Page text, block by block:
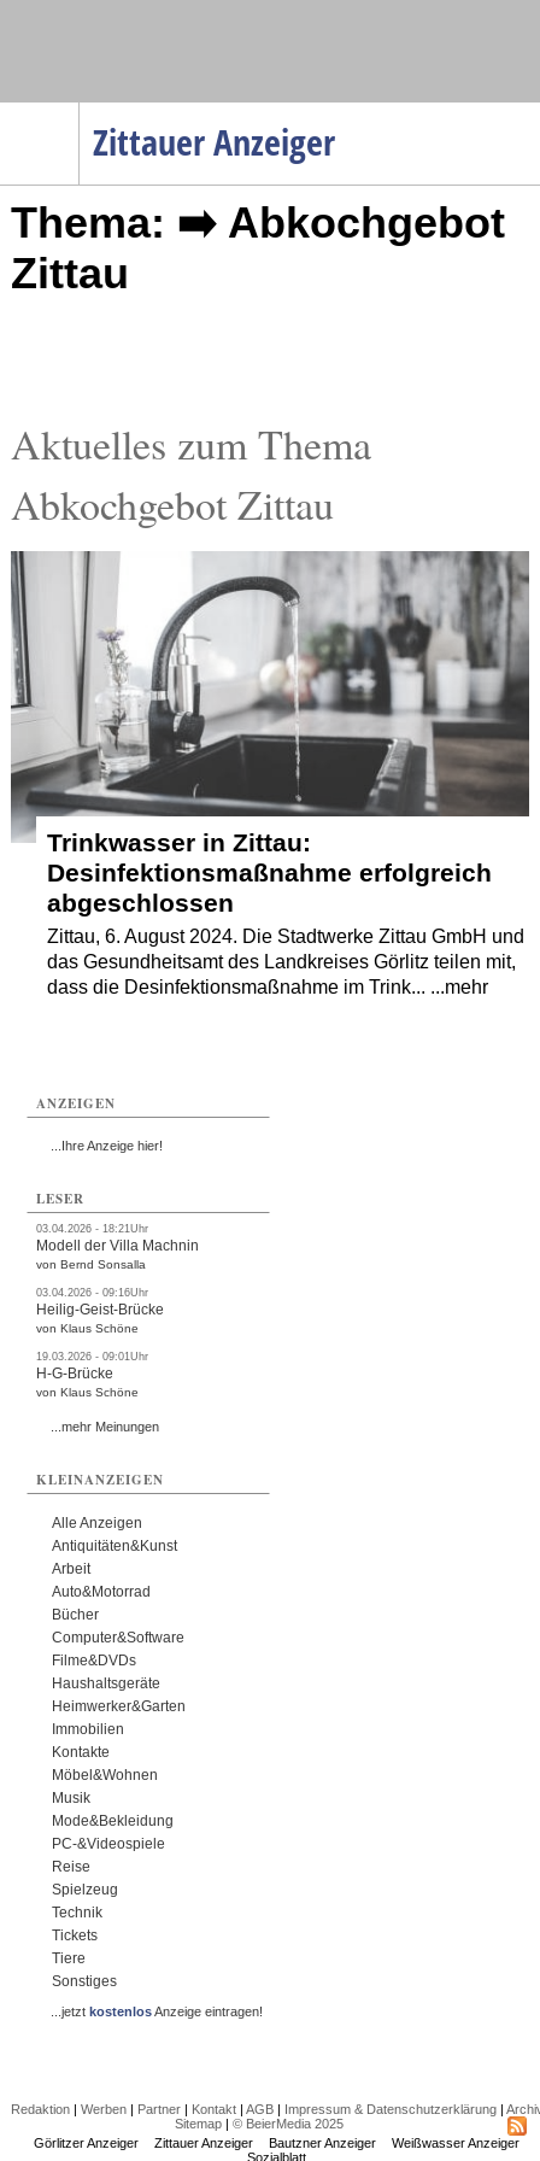
Zittauer Anzeiger
Menüpunkte
Startseite
Gesellschaft
Gesundheit
Kultur
Termine
Kostenlos
Thema: ➡️ Abkochgebot
Zittau
Aktuelles zum Thema
Abkochgebot Zittau
Trinkwasser in Zittau:
Desinfektionsmaßnahme erfolgreich
abgeschlossen
Zittau, 6. August 2024. Die Stadtwerke Zittau GmbH und
das Gesundheitsamt des Landkreises Görlitz teilen mit,
dass die Desinfektionsmaßnahme im Trink... ...mehr
ANZEIGEN
...Ihre Anzeige hier!
LESER
03.04.2026 - 18:21Uhr
Modell der Villa Machnin
von Bernd Sonsalla
03.04.2026 - 09:16Uhr
Heilig-Geist-Brücke
von Klaus Schöne
19.03.2026 - 09:01Uhr
H-G-Brücke
von Klaus Schöne
...mehr Meinungen
KLEINANZEIGEN
Alle Anzeigen
Antiquitäten&Kunst
Arbeit
Auto&Motorrad
Bücher
Computer&Software
Filme&DVDs
Haushaltsgeräte
Heimwerker&Garten
Immobilien
Kontakte
Möbel&Wohnen
Musik
Mode&Bekleidung
PC-&Videospiele
Reise
Spielzeug
Technik
Tickets
Tiere
Sonstiges
...jetztkostenlosAnzeige eintragen!
Redaktion| Werben| Partner| Kontakt| AGB| Impressum & Datenschutzerklärung|
Sitemap| © BeierMedia 2025
Görlitzer Anzeiger
Zittauer Anzeiger Bautzner Anzeiger
Weißwasser Anzeiger
Sozialblatt